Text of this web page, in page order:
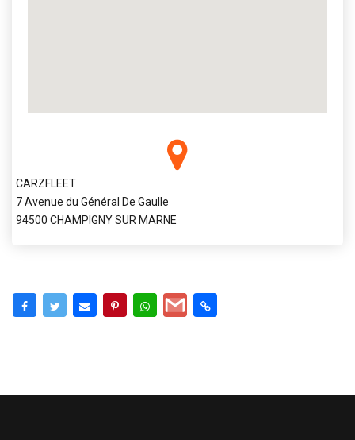
CARZFLEET
7 Avenue du Général De Gaulle
94500 CHAMPIGNY SUR MARNE